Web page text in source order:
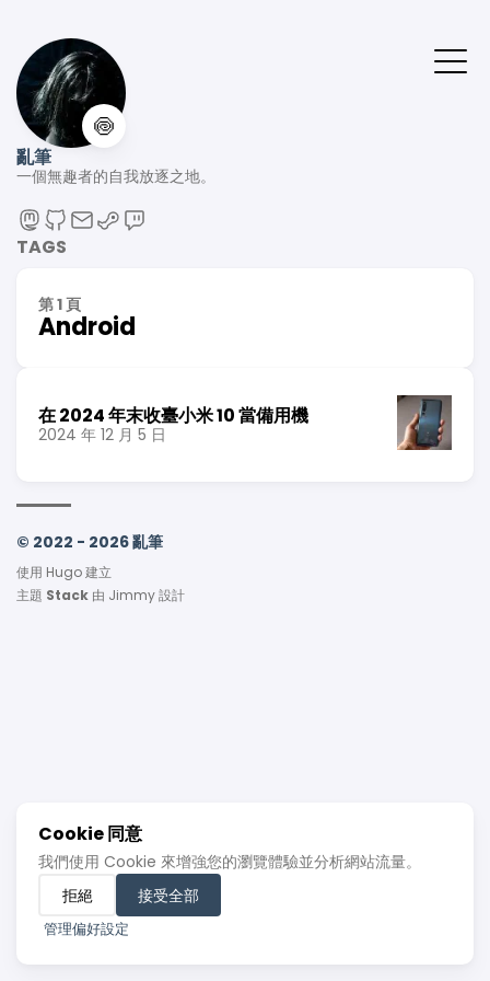
🍥
亂筆
一個無趣者的自我放逐之地。
TAGS
第 1 頁
Android
在 2024 年末收臺小米 10 當備用機
2024 年 12 月 5 日
© 2022 - 2026 亂筆
使用 Hugo建立
主題 Stack 由 Jimmy設計
Cookie 同意
我們使用 Cookie 來增強您的瀏覽體驗並分析網站流量。
拒絕
接受全部
管理偏好設定